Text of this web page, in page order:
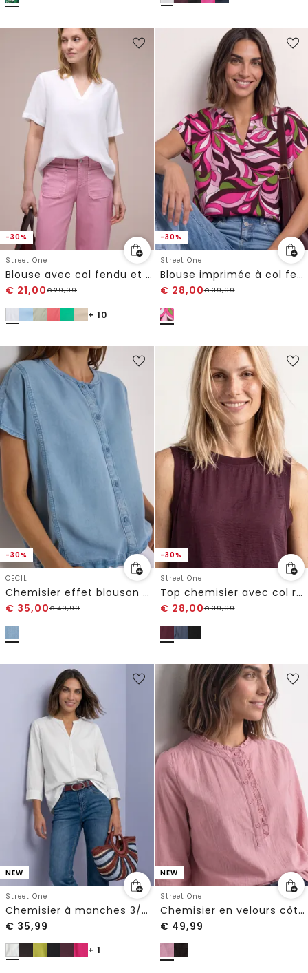
-30%
Street One
Blouse avec col fendu et turn-up
€ 21,00€29,99
+ 10
-30%
Street One
Blouse imprimée à col fendu
€ 28,00€39,99
-30%
CECIL
Chemisier effet blouson en lyocell
€ 35,00€49,99
-30%
Street One
Top chemisier avec col rond et détail tape
€ 28,00€39,99
NEW
Street One
Chemisier à manches 3/4 et col fendu
€ 35,99
+ 1
NEW
Street One
Chemisier en velours côtelé à volants
€ 49,99